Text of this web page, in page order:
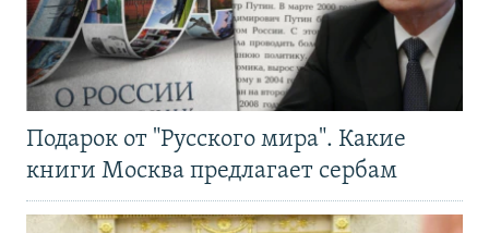
Подарок от "Русского мира". Какие
книги Москва предлагает сербам